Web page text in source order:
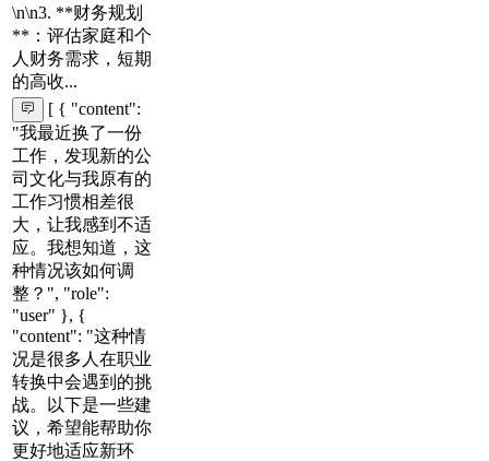
\n\n3. **财务规划
**：评估家庭和个
人财务需求，短期
的高收...
[ { "content":
"我最近换了一份
工作，发现新的公
司文化与我原有的
工作习惯相差很
大，让我感到不适
应。我想知道，这
种情况该如何调
整？", "role":
"user" }, {
"content": "这种情
况是很多人在职业
转换中会遇到的挑
战。以下是一些建
议，希望能帮助你
更好地适应新环